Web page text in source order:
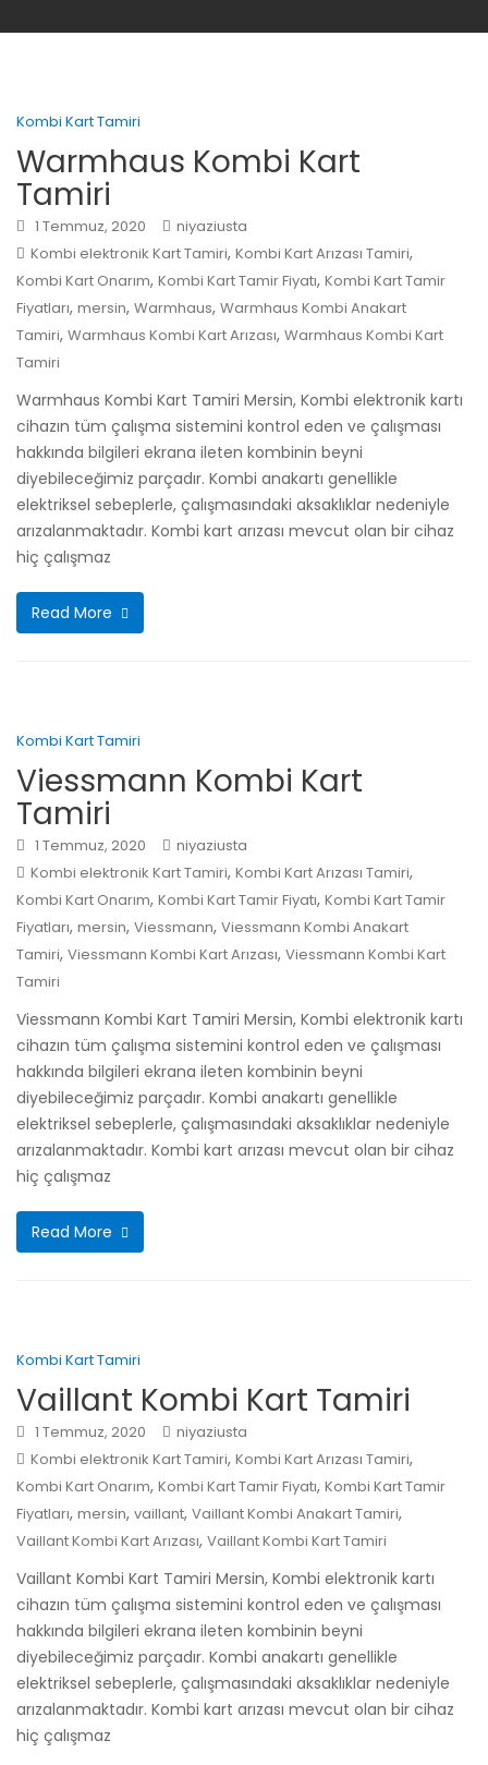
Kombi Kart Tamiri
Warmhaus Kombi Kart
Tamiri
1 Temmuz, 2020
niyaziusta
Kombi elektronik Kart Tamiri, Kombi Kart Arızası Tamiri,
Kombi Kart Onarım, Kombi Kart Tamir Fiyatı, Kombi Kart Tamir
Fiyatları, mersin, Warmhaus, Warmhaus Kombi Anakart
Tamiri, Warmhaus Kombi Kart Arızası, Warmhaus Kombi Kart
Tamiri
Warmhaus Kombi Kart Tamiri Mersin, Kombi elektronik kartı
cihazın tüm çalışma sistemini kontrol eden ve çalışması
hakkında bilgileri ekrana ileten kombinin beyni
diyebileceğimiz parçadır. Kombi anakartı genellikle
elektriksel sebeplerle, çalışmasındaki aksaklıklar nedeniyle
arızalanmaktadır. Kombi kart arızası mevcut olan bir cihaz
hiç çalışmaz
Read More
Kombi Kart Tamiri
Viessmann Kombi Kart
Tamiri
1 Temmuz, 2020
niyaziusta
Kombi elektronik Kart Tamiri, Kombi Kart Arızası Tamiri,
Kombi Kart Onarım, Kombi Kart Tamir Fiyatı, Kombi Kart Tamir
Fiyatları, mersin, Viessmann, Viessmann Kombi Anakart
Tamiri, Viessmann Kombi Kart Arızası, Viessmann Kombi Kart
Tamiri
Viessmann Kombi Kart Tamiri Mersin, Kombi elektronik kartı
cihazın tüm çalışma sistemini kontrol eden ve çalışması
hakkında bilgileri ekrana ileten kombinin beyni
diyebileceğimiz parçadır. Kombi anakartı genellikle
elektriksel sebeplerle, çalışmasındaki aksaklıklar nedeniyle
arızalanmaktadır. Kombi kart arızası mevcut olan bir cihaz
hiç çalışmaz
Read More
Kombi Kart Tamiri
Vaillant Kombi Kart Tamiri
1 Temmuz, 2020
niyaziusta
Kombi elektronik Kart Tamiri, Kombi Kart Arızası Tamiri,
Kombi Kart Onarım, Kombi Kart Tamir Fiyatı, Kombi Kart Tamir
Fiyatları, mersin, vaillant, Vaillant Kombi Anakart Tamiri,
Vaillant Kombi Kart Arızası, Vaillant Kombi Kart Tamiri
Vaillant Kombi Kart Tamiri Mersin, Kombi elektronik kartı
cihazın tüm çalışma sistemini kontrol eden ve çalışması
hakkında bilgileri ekrana ileten kombinin beyni
diyebileceğimiz parçadır. Kombi anakartı genellikle
elektriksel sebeplerle, çalışmasındaki aksaklıklar nedeniyle
arızalanmaktadır. Kombi kart arızası mevcut olan bir cihaz
hiç çalışmaz